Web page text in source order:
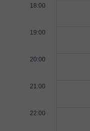
18:00
19:00
20:00
21:00
22:00